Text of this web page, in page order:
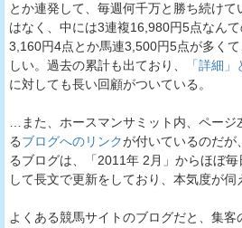
とか連発して、毎週何千万と勝ち続け
はなく、中には3連複16,980円5点なん
3,160円4点とか馬連3,500円5点が多く
しい。過去の累計も出ており、
「詳細
に対しても長い回顧がついている。
…また、ホースマンサミット内、ペー
るブログへのリンクが付いているのだが
るブログは、「2011年 2月」からほぼ
して長文で更新をしており、本気度が伺
よくある競馬サイトのブログだと、集